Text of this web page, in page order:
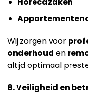
Wij zorgen voor
onderhoud en
altijd optimaal
8. Veiligheid en